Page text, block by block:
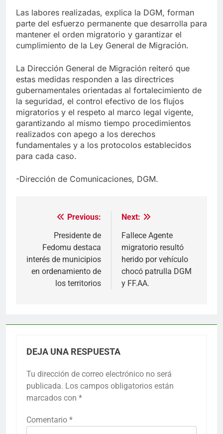
Las labores realizadas, explica la DGM, forman
parte del esfuerzo permanente que desarrolla para
mantener el orden migratorio y garantizar el
cumplimiento de la Ley General de Migración.
La Dirección General de Migración reiteró que
estas medidas responden a las directrices
gubernamentales orientadas al fortalecimiento de
la seguridad, el control efectivo de los flujos
migratorios y el respeto al marco legal vigente,
garantizando al mismo tiempo procedimientos
realizados con apego a los derechos
fundamentales y a los protocolos establecidos
para cada caso.
-Dirección de Comunicaciones, DGM.
Navegación
entradas
Previous:
Presidente de
Fedomu destaca
interés de municipios
en ordenamiento de
los territorios
Next:
Fallece Agente
migratorio resultó
herido por vehículo
chocó patrulla DGM
y FF.AA.
DEJA UNA RESPUESTA
Tu dirección de correo electrónico no será
publicada. Los campos obligatorios están
marcados con *
Comentario *